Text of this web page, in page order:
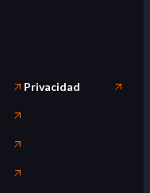
Privacidad